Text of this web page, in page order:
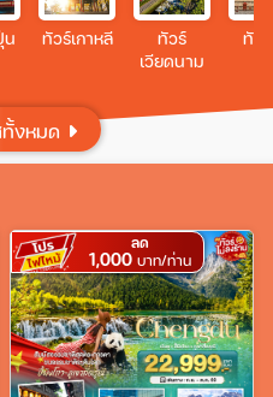
ทัวร์เกาหลี
ทัวร์
เวียดนาม
ทัว
ทั้งหมด
ลด
1,000 บาท/ท่าน